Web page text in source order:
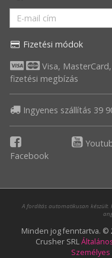
Fizetési módok
Visa,
fizetési megbízás
Ingyenes szállítás 39
Facebook
A fordítás automatikusan készült.
Minden jog fenntartva. ©
Crusher SRL
Személyes